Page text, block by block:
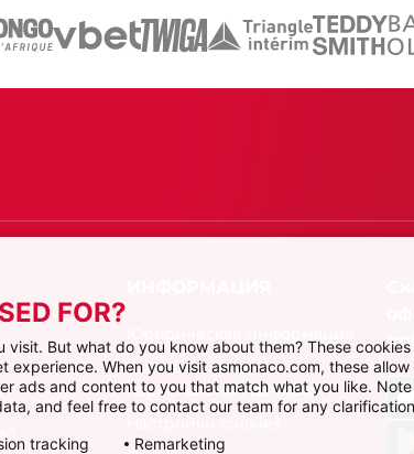
Политика защиты
персональных данных
FOR?
But what do you know about them? These
When you visit asmonaco.com, these
ads and content to you that match what you like.
and feel free to contact our team for any
tracking Remarketing